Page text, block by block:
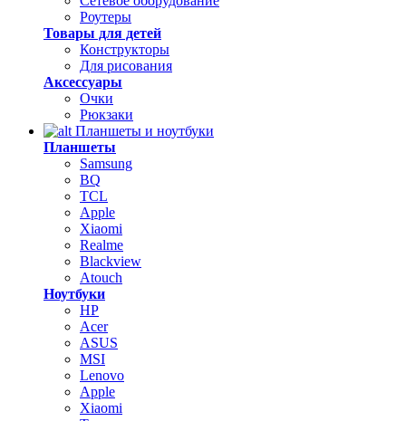
Роутеры
Товары для детей
Конструкторы
Для рисования
Аксессуары
Очки
Рюкзаки
Планшеты и ноутбуки
Планшеты
Samsung
BQ
TCL
Apple
Xiaomi
Realme
Blackview
Atouch
Ноутбуки
HP
Acer
ASUS
MSI
Lenovo
Apple
Xiaomi